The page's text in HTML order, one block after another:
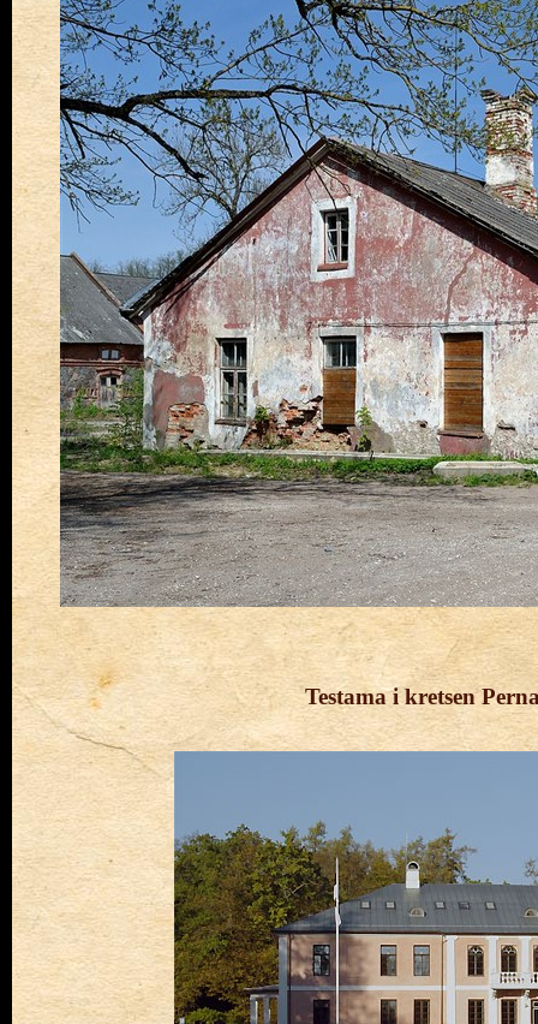
Testama i kretsen